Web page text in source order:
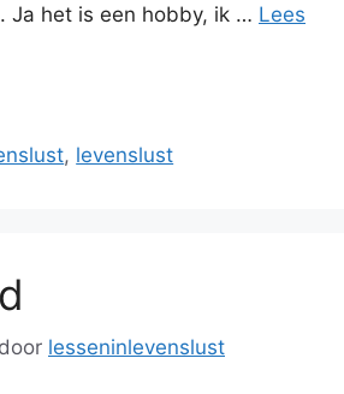
Ja het is een hobby, ik … Lees
, levenslust
door lesseninlevenslust